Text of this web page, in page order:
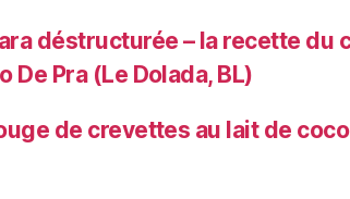
déstructurée – la recette du
De Pra (Le Dolada, BL)
de crevettes au lait de coco